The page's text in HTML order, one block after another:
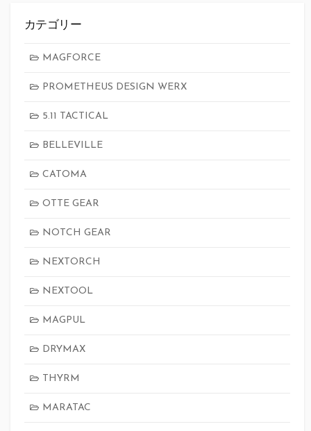
カテゴリー
MAGFORCE
PROMETHEUS DESIGN WERX
5.11 TACTICAL
BELLEVILLE
CATOMA
OTTE GEAR
NOTCH GEAR
NEXTORCH
NEXTOOL
MAGPUL
DRYMAX
THYRM
MARATAC